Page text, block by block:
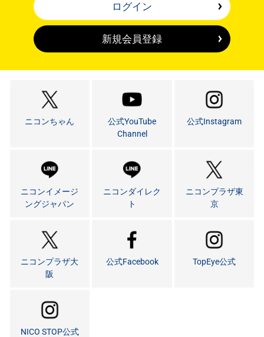
ログイン
新規会員登録
ニコンちゃん
公式YouTube
Channel
公式Instagram
ニコンイメージ
ングジャパン
ニコンダイレク
ト
ニコンプラザ東
京
ニコンプラザ大
阪
公式Facebook TopEye公式
NICO STOP公式